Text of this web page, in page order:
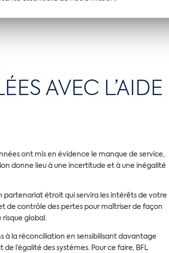
AVEC L’AIDE
ont mis en évidence le manque de service,
donne lieu à une incertitude et à une inégalité
partenariat étroit qui servira les intérêts de votre
de contrôle des pertes pour maîtriser de façon
global.
à la réconciliation en sensibilisant davantage
l’égalité des systèmes. Pour ce faire, BFL